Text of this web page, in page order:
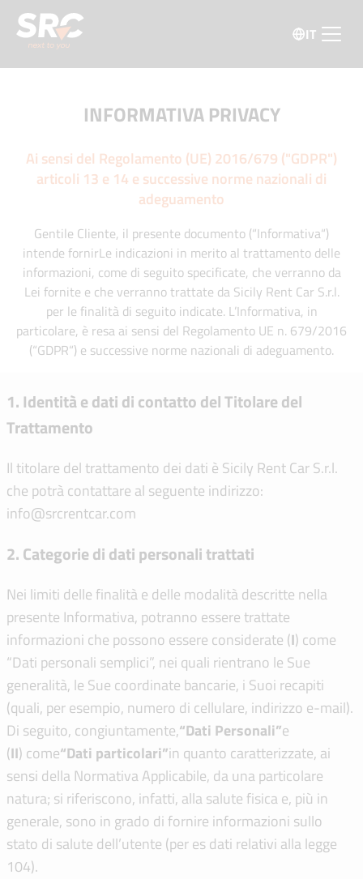
IT
INFORMATIVA PRIVACY
Ai sensi del Regolamento (UE) 2016/679 ("GDPR")
articoli 13 e 14 e successive norme nazionali di
adeguamento
Gentile Cliente, il presente documento (“Informativa“)
intende fornirLe indicazioni in merito al trattamento delle
informazioni, come di seguito specificate, che verranno da
Lei fornite e che verranno trattate da Sicily Rent Car S.r.l.
per le finalità di seguito indicate. L’Informativa, in
particolare, è resa ai sensi del Regolamento UE n. 679/2016
(“GDPR“) e successive norme nazionali di adeguamento.
1. Identità e dati di contatto del Titolare del
Trattamento
Il titolare del trattamento dei dati è Sicily Rent Car S.r.l.
che potrà contattare al seguente indirizzo:
info@srcrentcar.com
2. Categorie di dati personali trattati
Nei limiti delle finalità e delle modalità descritte nella
presente Informativa, potranno essere trattate
informazioni che possono essere considerate (I) come
“Dati personali semplici”, nei quali rientrano le Sue
generalità, le Sue coordinate bancarie, i Suoi recapiti
(quali, per esempio, numero di cellulare, indirizzo e-mail).
Di seguito, congiuntamente,“Dati Personali”e
(II) come“Dati particolari”in quanto caratterizzate, ai
sensi della Normativa Applicabile, da una particolare
natura; si riferiscono, infatti, alla salute fisica e, più in
generale, sono in grado di fornire informazioni sullo
stato di salute dell’utente (per es dati relativi alla legge
104).